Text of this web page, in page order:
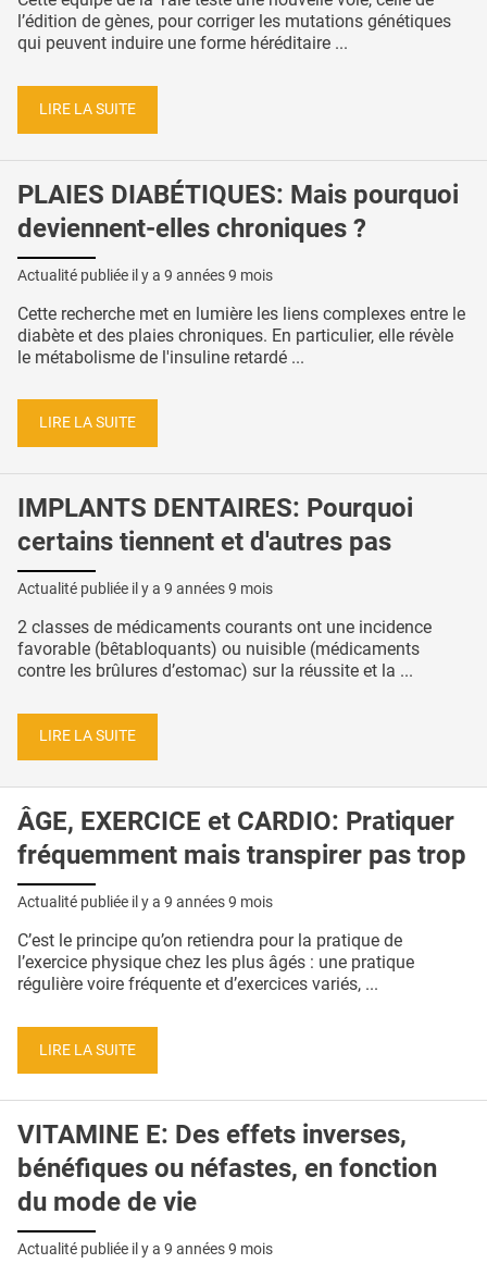
l’édition de gènes, pour corriger les mutations génétiques
qui peuvent induire une forme héréditaire ...
LIRE LA SUITE
PLAIES DIABÉTIQUES: Mais pourquoi
deviennent-elles chroniques ?
Actualité publiée il y a 9 années 9 mois
Cette recherche met en lumière les liens complexes entre le
diabète et des plaies chroniques. En particulier, elle révèle
le métabolisme de l'insuline retardé ...
LIRE LA SUITE
IMPLANTS DENTAIRES: Pourquoi
certains tiennent et d'autres pas
Actualité publiée il y a 9 années 9 mois
2 classes de médicaments courants ont une incidence
favorable (bêtabloquants) ou nuisible (médicaments
contre les brûlures d’estomac) sur la réussite et la ...
LIRE LA SUITE
ÂGE, EXERCICE et CARDIO: Pratiquer
fréquemment mais transpirer pas trop
Actualité publiée il y a 9 années 9 mois
C’est le principe qu’on retiendra pour la pratique de
l’exercice physique chez les plus âgés : une pratique
régulière voire fréquente et d’exercices variés, ...
LIRE LA SUITE
VITAMINE E: Des effets inverses,
bénéfiques ou néfastes, en fonction
du mode de vie
Actualité publiée il y a 9 années 9 mois